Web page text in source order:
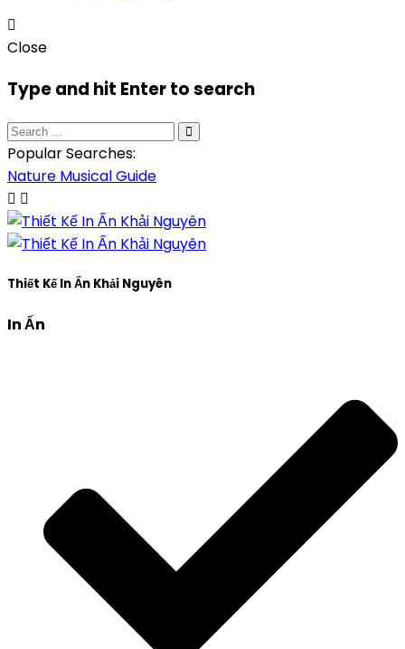
Close
Type and hit Enter to search
Popular Searches:
Nature MusicalGuide
Thiết Kế In Ấn Khải Nguyên
In Ấn